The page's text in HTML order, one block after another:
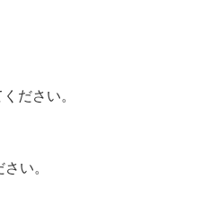
ださい。
い。